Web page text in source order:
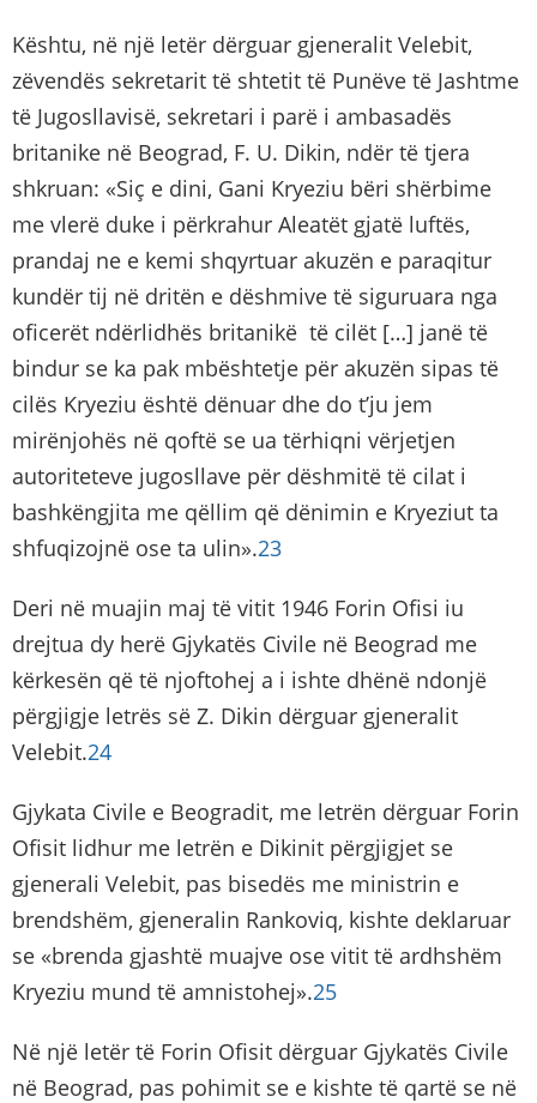
Kështu, në një letër dërguar gjeneralit Velebit,
zëvendës sekretarit të shtetit të Punëve të Jashtme
të Jugosllavisë, sekretari i parë i ambasadës
britanike në Beograd, F. U. Dikin, ndër të tjera
shkruan: «Siç e dini, Gani Kryeziu bëri shërbime
me vlerë duke i përkrahur Aleatët gjatë luftës,
prandaj ne e kemi shqyrtuar akuzën e paraqitur
kundër tij në dritën e dëshmive të siguruara nga
oficerët ndërlidhës britanikë të cilët […] janë të
bindur se ka pak mbështetje për akuzën sipas të
cilës Kryeziu është dënuar dhe do t’ju jem
mirënjohës në qoftë se ua tërhiqni vërjetjen
autoriteteve jugosllave për dëshmitë të cilat i
bashkëngjita me qëllim që dënimin e Kryeziut ta
shfuqizojnë ose ta ulin».23
Deri në muajin maj të vitit 1946 Forin Ofisi iu
drejtua dy herë Gjykatës Civile në Beograd me
kërkesën që të njoftohej a i ishte dhënë ndonjë
përgjigje letrës së Z. Dikin dërguar gjeneralit
Velebit.24
Gjykata Civile e Beogradit, me letrën dërguar Forin
Ofisit lidhur me letrën e Dikinit përgjigjet se
gjenerali Velebit, pas bisedës me ministrin e
brendshëm, gjeneralin Rankoviq, kishte deklaruar
se «brenda gjashtë muajve ose vitit të ardhshëm
Kryeziu mund të amnistohej».25
Në një letër të Forin Ofisit dërguar Gjykatës Civile
në Beograd, pas pohimit se e kishte të qartë se në